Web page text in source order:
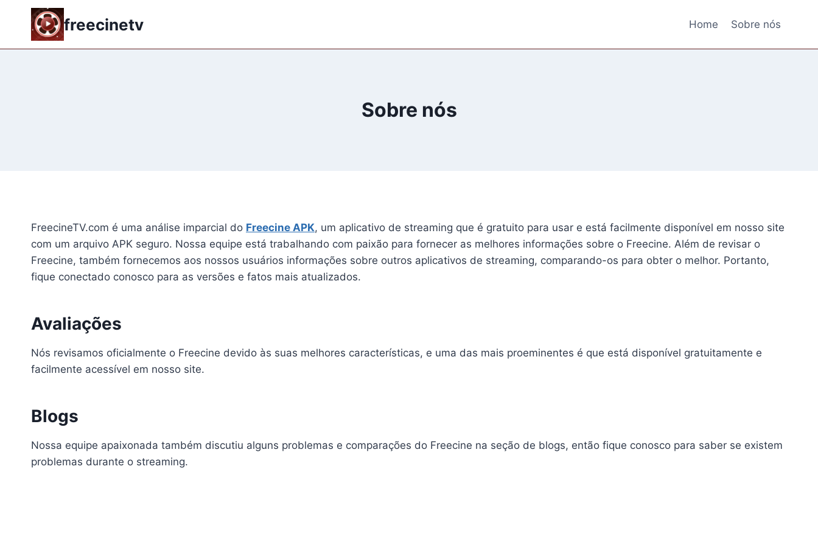
content
freecinetv Home Sobre nós
Sobre nós
FreecineTV.com é uma análise imparcial do Freecine APK, um aplicativo de streaming que é gratuito para usar e está facilmente disponível em nosso site
com um arquivo APK seguro. Nossa equipe está trabalhando com paixão para fornecer as melhores informações sobre o Freecine. Além de revisar o
Freecine, também fornecemos aos nossos usuários informações sobre outros aplicativos de streaming, comparando-os para obter o melhor. Portanto,
fique conectado conosco para as versões e fatos mais atualizados.
Avaliações
Nós revisamos oficialmente o Freecine devido às suas melhores características, e uma das mais proeminentes é que está disponível gratuitamente e
facilmente acessível em nosso site.
Blogs
Nossa equipe apaixonada também discutiu alguns problemas e comparações do Freecine na seção de blogs, então fique conosco para saber se existem
problemas durante o streaming.